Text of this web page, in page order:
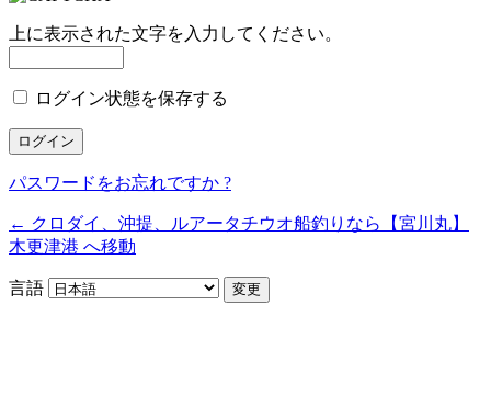
上に表示された文字を入力してください。
ログイン状態を保存する
パスワードをお忘れですか ?
← クロダイ、沖提、ルアータチウオ船釣りなら【宮川丸】
木更津港 へ移動
言語